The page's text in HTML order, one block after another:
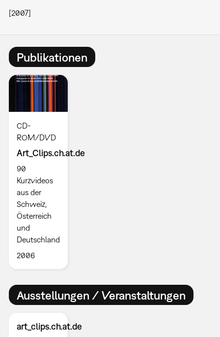
[2007]
Publikationen
CD-
ROM/DVD
Art_Clips.ch.at.de
90
Kurzvideos
aus der
Schweiz,
Österreich
und
Deutschland
2006
Ausstellungen / Veranstaltungen
art_clips.ch.at.de